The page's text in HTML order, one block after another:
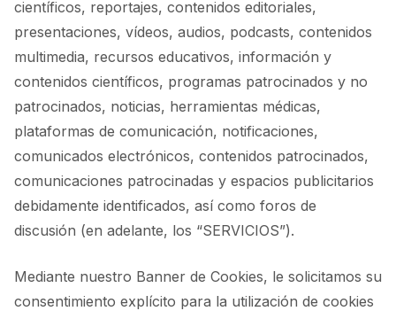
científicos, reportajes, contenidos editoriales,
presentaciones, vídeos, audios, podcasts, contenidos
multimedia, recursos educativos, información y
contenidos científicos, programas patrocinados y no
patrocinados, noticias, herramientas médicas,
plataformas de comunicación, notificaciones,
comunicados electrónicos, contenidos patrocinados,
comunicaciones patrocinadas y espacios publicitarios
debidamente identificados, así como foros de
discusión (en adelante, los “SERVICIOS”).
Mediante nuestro Banner de Cookies, le solicitamos su
consentimiento explícito para la utilización de cookies